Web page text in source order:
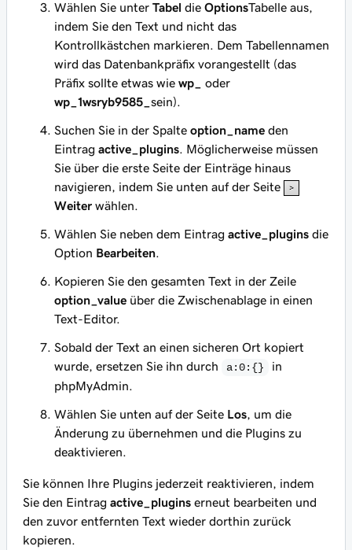
Wählen Sie unter Tabel die OptionsTabelle aus,
indem Sie den Text und nicht das
Kontrollkästchen markieren. Dem Tabellennamen
wird das Datenbankpräfix vorangestellt (das
Präfix sollte etwas wie wp_
oder
wp_1wsryb9585_ sein).
Suchen Sie in der Spalte option_name den
Eintrag active_plugins . Möglicherweise müssen
Sie über die erste Seite der Einträge hinaus
navigieren, indem Sie unten auf der Seite
Weiter wählen.
Wählen Sie neben dem Eintrag active_plugins die
Option Bearbeiten
Kopieren Sie den gesamten Text in der Zeile
option_value über die Zwischenablage in einen
Text-Editor.
Sobald der Text an einen sicheren Ort kopiert
wurde, ersetzen Sie ihn durch
a:0:{}
in
phpMyAdmin.
Wählen Sie unten auf der Seite Los , um die
Änderung zu übernehmen und die Plugins zu
deaktivieren.
Sie können Ihre Plugins jederzeit reaktivieren, indem
Sie den Eintrag active_plugins erneut bearbeiten und
den zuvor entfernten Text wieder dorthin zurück
kopieren.